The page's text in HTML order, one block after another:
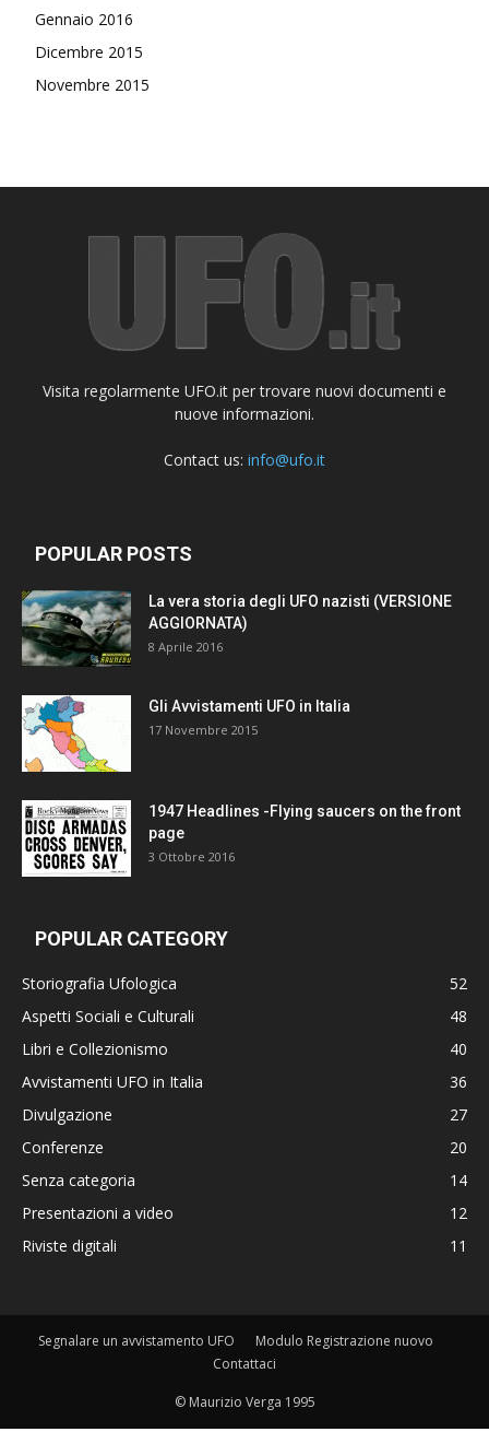
Gennaio 2016
Dicembre 2015
Novembre 2015
Visita regolarmente UFO.it per trovare nuovi documenti e
nuove informazioni.
Contact us: info@ufo.it
POPULAR POSTS
La vera storia degli UFO nazisti (VERSIONE
AGGIORNATA)
8 Aprile 2016
Gli Avvistamenti UFO in Italia
17 Novembre 2015
1947 Headlines -Flying saucers on the front
page
3 Ottobre 2016
POPULAR CATEGORY
Storiografia Ufologica
52
Aspetti Sociali e Culturali
48
Libri e Collezionismo
40
Avvistamenti UFO in Italia
36
Divulgazione
27
Conferenze
20
Senza categoria
14
Presentazioni a video
12
Riviste digitali
11
Segnalare un avvistamento UFO
Modulo Registrazione nuovo
Contattaci
© Maurizio Verga 1995